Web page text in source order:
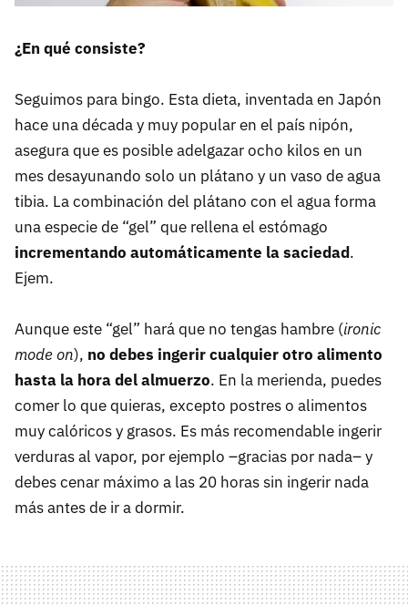
¿En qué consiste?
Seguimos para bingo. Esta dieta, inventada en Japón
hace una década y muy popular en el país nipón,
asegura que es posible adelgazar ocho kilos en un
mes desayunando solo un plátano y un vaso de agua
tibia. La combinación del plátano con el agua forma
una especie de “gel” que rellena el estómago
incrementando automáticamente la saciedad.
Ejem.
Aunque este “gel” hará que no tengas hambre (ironic
mode on), no debes ingerir cualquier otro alimento
hasta la hora del almuerzo. En la merienda, puedes
comer lo que quieras, excepto postres o alimentos
muy calóricos y grasos. Es más recomendable ingerir
verduras al vapor, por ejemplo –gracias por nada– y
debes cenar máximo a las 20 horas sin ingerir nada
más antes de ir a dormir.